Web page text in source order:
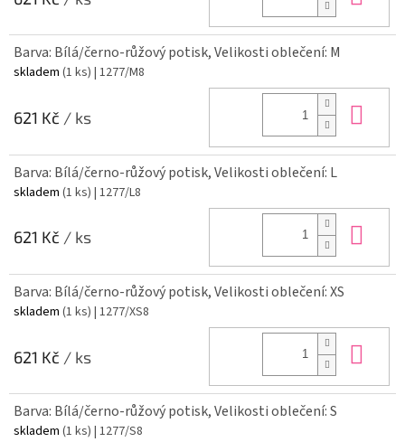
Barva: Bílá/černo-růžový potisk, Velikosti oblečení: M
skladem (1 ks) | 1277/M8
621 Kč / ks
Barva: Bílá/černo-růžový potisk, Velikosti oblečení: L
skladem (1 ks) | 1277/L8
621 Kč / ks
Barva: Bílá/černo-růžový potisk, Velikosti oblečení: XS
skladem (1 ks) | 1277/XS8
621 Kč / ks
Barva: Bílá/černo-růžový potisk, Velikosti oblečení: S
skladem (1 ks) | 1277/S8